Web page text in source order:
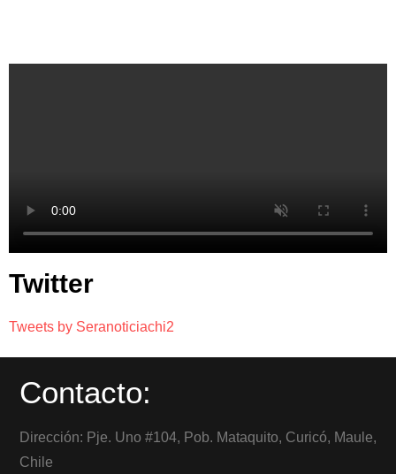
Twitter
Tweets by Seranoticiachi2
Contacto:
Dirección: Pje. Uno #104, Pob. Mataquito, Curicó, Maule,
Chile